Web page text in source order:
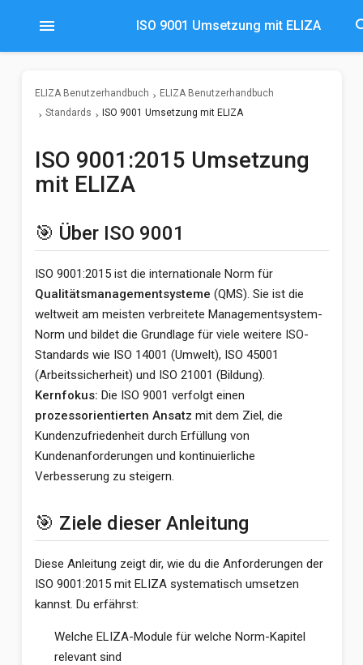
menu ISO 9001 Umsetzung mit ELIZA
ELIZA Benutzerhandbuch
ELIZA Benutzerhandbuch
Standards
ISO 9001 Umsetzung mit ELIZA
ISO 9001:2015 Umsetzung
mit ELIZA
🎯 Über ISO 9001
ISO 9001:2015 ist die internationale Norm für
Qualitätsmanagementsysteme (QMS). Sie ist die
weltweit am meisten verbreitete Managementsystem-
Norm und bildet die Grundlage für viele weitere ISO-
Standards wie ISO 14001 (Umwelt), ISO 45001
(Arbeitssicherheit) und ISO 21001 (Bildung).
Kernfokus: Die ISO 9001 verfolgt einen
prozessorientierten Ansatz mit dem Ziel, die
Kundenzufriedenheit durch Erfüllung von
Kundenanforderungen und kontinuierliche
Verbesserung zu steigern.
🎯 Ziele dieser Anleitung
Diese Anleitung zeigt dir, wie du die Anforderungen der
ISO 9001:2015 mit ELIZA systematisch umsetzen
kannst. Du erfährst:
Welche ELIZA-Module für welche Norm-Kapitel
relevant sind